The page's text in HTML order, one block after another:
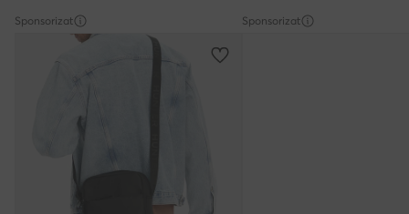
Sponsorizat Sponsorizat